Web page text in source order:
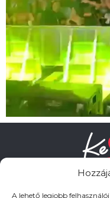
A lehető legjobb